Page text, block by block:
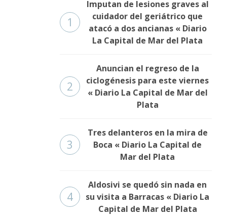
1
Imputan de lesiones graves al
cuidador del geriátrico que
atacó a dos ancianas « Diario
La Capital de Mar del Plata
2
Anuncian el regreso de la
ciclogénesis para este viernes
« Diario La Capital de Mar del
Plata
3
Tres delanteros en la mira de
Boca « Diario La Capital de
Mar del Plata
4
Aldosivi se quedó sin nada en
su visita a Barracas « Diario La
Capital de Mar del Plata